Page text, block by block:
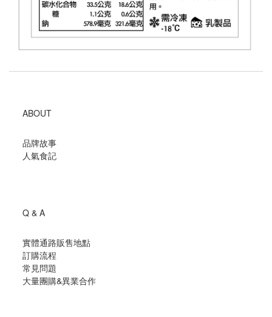
ABOUT
品牌故事
人氣食記
Q & A
實體通路販售地點
訂購流程
常見問題
大量團購&異業合作